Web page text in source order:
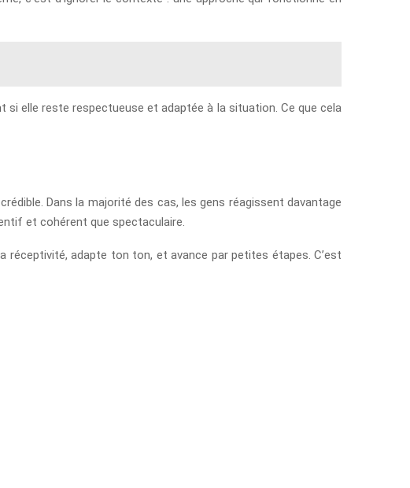
elle reste respectueuse et adaptée à la situation. Ce que cela
Dans la majorité des cas, les gens réagissent davantage
et cohérent que spectaculaire.
réceptivité, adapte ton ton, et avance par petites étapes. C’est